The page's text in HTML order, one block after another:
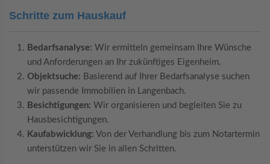
Schritte zum Hauskauf
Bedarfsanalyse: Wir ermitteln gemeinsam Ihre Wünsche
und Anforderungen an Ihr zukünftiges Eigenheim.
Objektsuche: Basierend auf Ihrer Bedarfsanalyse suchen
wir passende Immobilien in Langenbach.
Besichtigungen: Wir organisieren und begleiten Sie zu
Hausbesichtigungen.
Kaufabwicklung: Von der Verhandlung bis zum Notartermin
unterstützen wir Sie in allen Schritten.